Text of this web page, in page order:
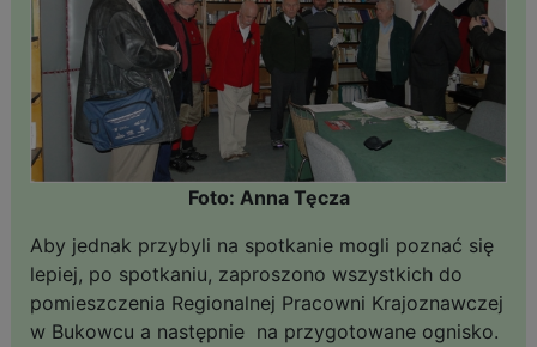
Foto: Anna Tęcza
Aby jednak przybyli na spotkanie mogli poznać się
lepiej, po spotkaniu, zaproszono wszystkich do
pomieszczenia Regionalnej Pracowni Krajoznawczej
w Bukowcu a następnie na przygotowane ognisko.